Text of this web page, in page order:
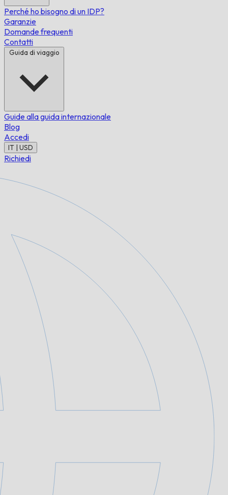
Perché ho bisogno di un IDP?
Garanzie
Domande frequenti
Contatti
Guida di viaggio
Guide alla guida internazionale
Blog
Accedi
IT | USD
Richiedi